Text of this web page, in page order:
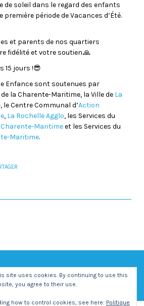
de soleil dans le regard des enfants
période de Vacances d’Été.
et parents de nos quartiers
fidélité et votre soutien.🙏
15 jours !😎
Enfance sont soutenues par
la Charente-Maritime, la Ville de La
, le Centre Communal d’Action
, La Rochelle Agglo, les Services du
Maritimeet les Services du
Maritime.
site uses cookies. By continuing to use this
you agree to their use.
how to control cookies, see here: Politique